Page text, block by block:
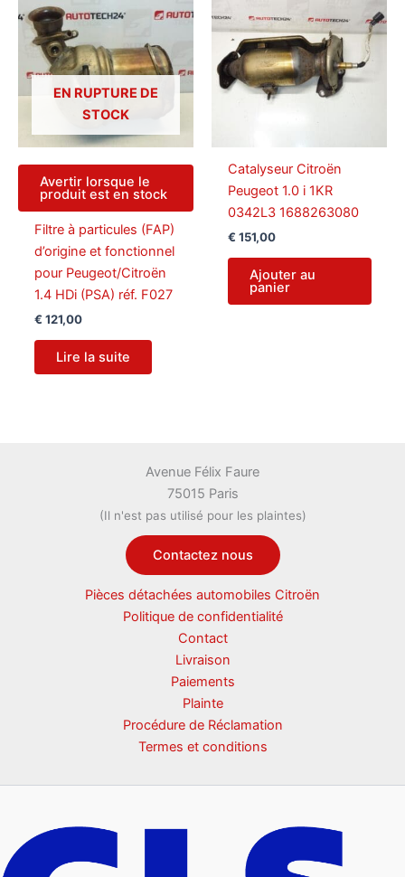
EN RUPTURE DE
STOCK
Avertir lorsque le
produit est en stock
Filtre à particules (FAP)
d’origine et fonctionnel
pour Peugeot/Citroën
1.4 HDi (PSA) réf. F027
€ 121,00
Lire la suite
Catalyseur Citroën
Peugeot 1.0 i 1KR
0342L3 1688263080
€ 151,00
Ajouter au
panier
Avenue Félix Faure
75015 Paris
(Il n'est pas utilisé pour les plaintes)
Contactez nous
Pièces détachées automobiles Citroën
Politique de confidentialité
Contact
Livraison
Paiements
Plainte
Procédure de Réclamation
Termes et conditions